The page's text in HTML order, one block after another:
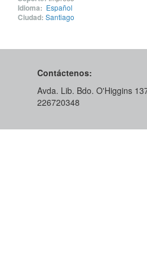
Idioma: Español
Ciudad: Santiago
Contáctenos:
Avda. Lib. Bdo. O'Higgins
226720348